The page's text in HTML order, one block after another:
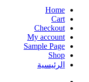
Home
Cart
Checkout
My account
Sample Page
Shop
الرئيسية